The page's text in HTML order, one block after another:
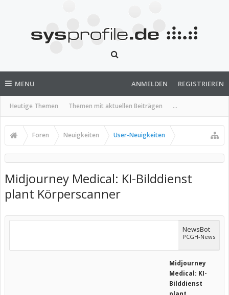
MENU
Heutige Themen Themen mit aktuellen Beiträgen ...
ANMELDEN REGISTRIEREN
Foren Neuigkeiten User-Neuigkeiten
Midjourney Medical: KI-Bilddienst
plant Körperscanner
NewsBot
PCGH-News
Midjourney
Medical: KI-
Bilddienst